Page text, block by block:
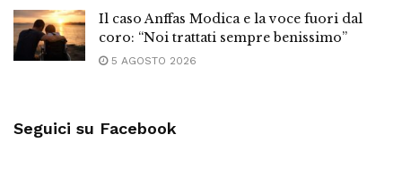
Il caso Anffas Modica e la voce fuori dal
coro: “Noi trattati sempre benissimo”
5 AGOSTO 2026
Seguici su Facebook